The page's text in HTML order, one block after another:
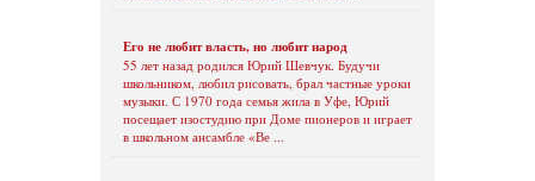
Его не любит власть, но любит народ
55 лет назад родился Юрий Шевчук. Будучи
школьником, любил рисовать, брал частные уроки
музыки. С 1970 года семья жила в Уфе, Юрий
посещает изостудию при Доме пионеров и играет
в школьном ансамбле «Ве ...